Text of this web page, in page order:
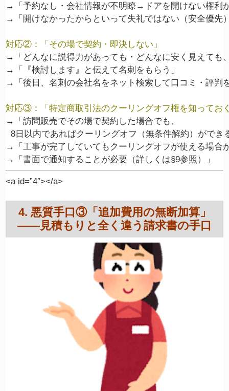
→「予約なし・会社情報が不明瞭→ドアを開けない権利
対応②：「その場で契約・即決しない」
→「どんなに説得力があっても・どんなに安く見えても
→「『検討します』と伝えて名刺をもらう」
対応③：「特定商取引法のクーリングオフ権を知ってお
→「訪問販売でその場で契約した場合でも、
8日以内であればクーリングオフ（無条件解約）ができ
→「工事が完了していてもクーリングオフが使える場合
<a id=”4″></a>
4. 悪質手口③「追加費用の無断加算」
——見積もりと全く違う請求書の手口